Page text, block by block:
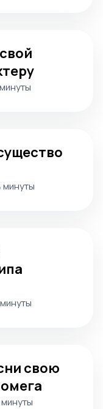
свою